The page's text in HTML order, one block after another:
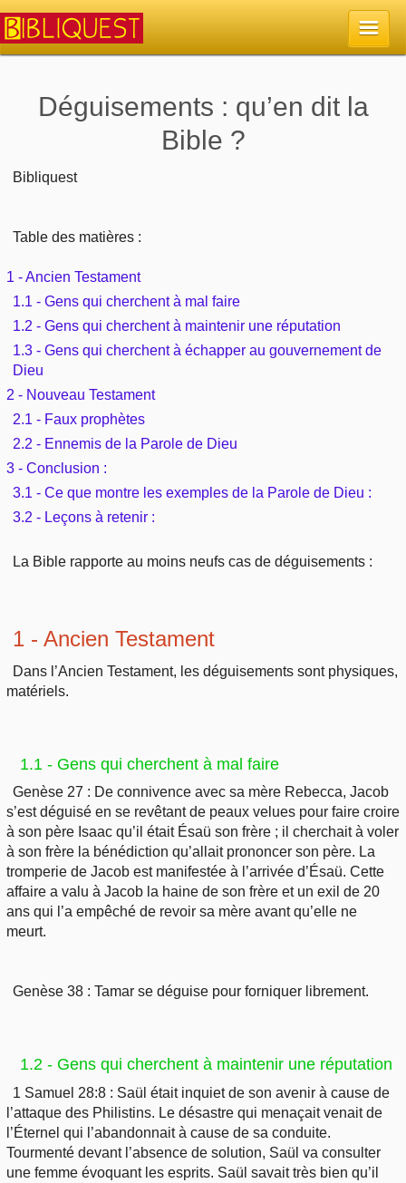
Retour à l'accueil
Quoi de neuf sur Bibliquest
Sujets d'actualité
Librairies, éditeurs
Autres sites chrétiens
Outils
Paramètres
La Bible
Lisez la Bible
Écoutez la Bible
Rechercher (concordance)
Au sujet de la Bible
Études et commentaires par passage
Versets Classés
Lecture Journalière
Tous les sujets
La Bible
L'Église, l'Assemblée
Prophétie
Vie pratique
Sujets de A à Z
Études et commentaires par passage
Personnages bibliques
Édification
Commentaires journaliers
Recherche
Rechercher dans le site
Sujets de A à Z
Ouvrages de A à Z
Études et commentaires par passage
Dictionnaires bibliques
En bref
Aperçus Livres de la Bible
Déguisements : qu’en dit la
Bible ?
Bibliquest
Table des matières :
1 - Ancien Testament
1.1 - Gens qui cherchent à mal faire
1.2 - Gens qui cherchent à maintenir une réputation
1.3 - Gens qui cherchent à échapper au gouvernement de
Dieu
2 - Nouveau Testament
2.1 - Faux prophètes
2.2 - Ennemis de la Parole de Dieu
3 - Conclusion :
3.1 - Ce que montre les exemples de la Parole de Dieu :
3.2 - Leçons à retenir :
La Bible rapporte au moins neufs cas de déguisements :
1 - Ancien Testament
Dans l’Ancien Testament, les déguisements sont physiques,
matériels.
1.1 - Gens qui cherchent à mal faire
Genèse 27 : De connivence avec sa mère Rebecca, Jacob
s’est déguisé en se revêtant de peaux velues pour faire croire
à son père Isaac qu’il était Ésaü son frère ; il cherchait à voler
à son frère la bénédiction qu’allait prononcer son père. La
tromperie de Jacob est manifestée à l’arrivée d’Ésaü. Cette
affaire a valu à Jacob la haine de son frère et un exil de 20
ans qui l’a empêché de revoir sa mère avant qu’elle ne
meurt.
Genèse 38 : Tamar se déguise pour forniquer librement.
1.2 - Gens qui cherchent à maintenir une réputation
1 Samuel 28:8 : Saül était inquiet de son avenir à cause de
l’attaque des Philistins. Le désastre qui menaçait venait de
l’Éternel qui l’abandonnait à cause de sa conduite.
Tourmenté devant l’absence de solution, Saül va consulter
une femme évoquant les esprits. Saül savait très bien qu’il